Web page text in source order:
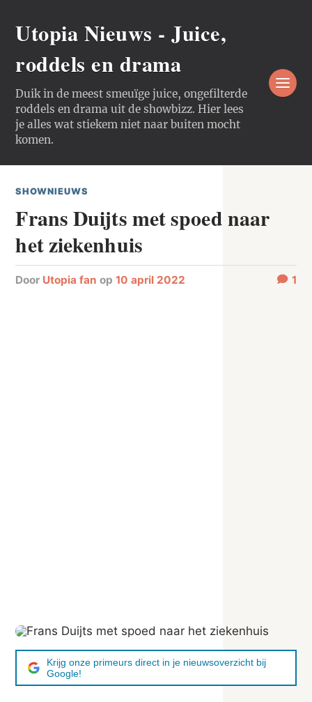
Utopia Nieuws - Juice,
roddels en drama
Duik in de meest smeuïge juice, ongefilterde
roddels en drama uit de showbizz. Hier lees
je alles wat stiekem niet naar buiten mocht
komen.
SHOWNIEUWS
Frans Duijts met spoed naar
het ziekenhuis
door Utopia fan op10 april 2022 1
Krijg onze primeurs direct in je nieuwsoverzicht bij
Google!